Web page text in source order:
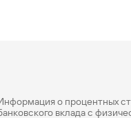
о процентных
вклада с